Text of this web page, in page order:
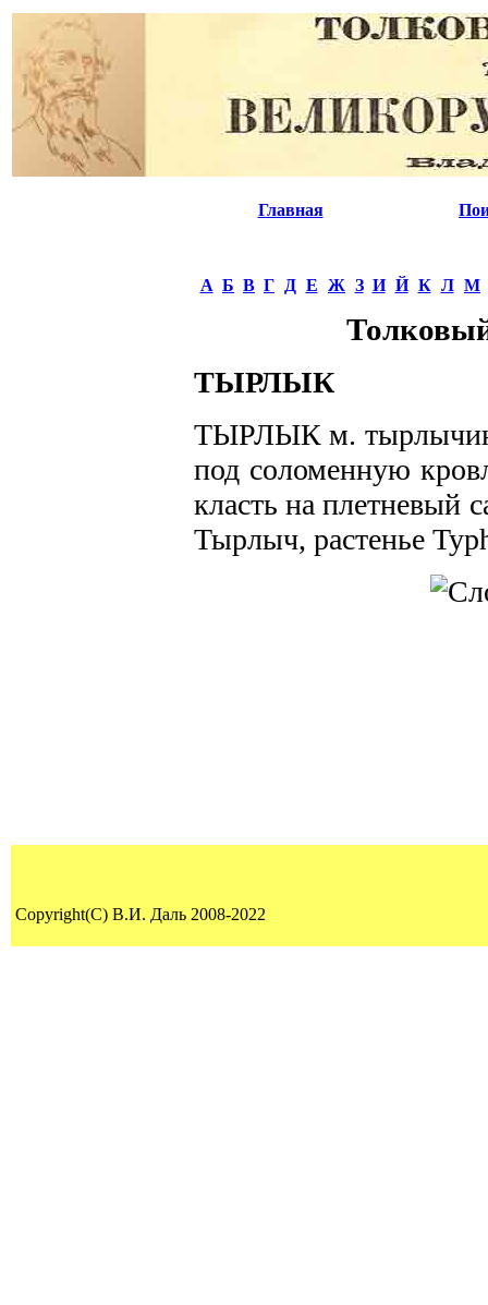
Главная
А Б В Г Д Е Ж З И Й К Л М
ТЫРЛЫК
ТЫРЛЫК м.
под соломенную
класть на плетневый
Тырлыч, растенье
Copyright(C) В.И. Даль 2008-2022